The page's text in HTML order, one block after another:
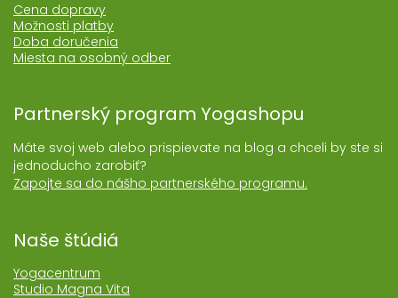
Cena dopravy
Možnosti platby
Doba doručenia
Miesta na osobný odber
Partnerský program Yogashopu
Máte svoj web alebo prispievate na blog a chceli by ste si
jednoducho zarobiť?
Zapojte sa do nášho partnerského programu.
Naše štúdiá
Yogacentrum
Studio Magna Vita